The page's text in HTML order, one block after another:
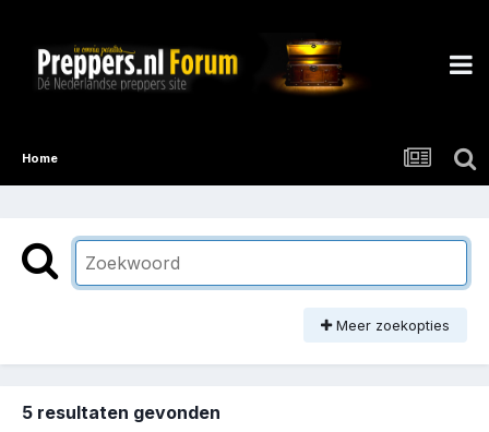
Home
Meer zoekopties
5 resultaten gevonden